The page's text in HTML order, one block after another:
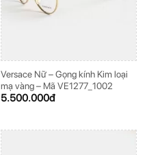
Versace Nữ – Gọng kính Kim loại
mạ vàng – Mã VE1277_1002
5.500.000đ